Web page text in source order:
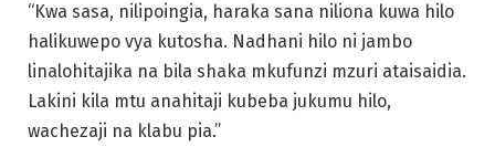
“Kwa sasa, nilipoingia, haraka sana niliona kuwa hilo
halikuwepo vya kutosha. Nadhani hilo ni jambo
linalohitajika na bila shaka mkufunzi mzuri ataisaidia.
Lakini kila mtu anahitaji kubeba jukumu hilo,
wachezaji na klabu pia.”